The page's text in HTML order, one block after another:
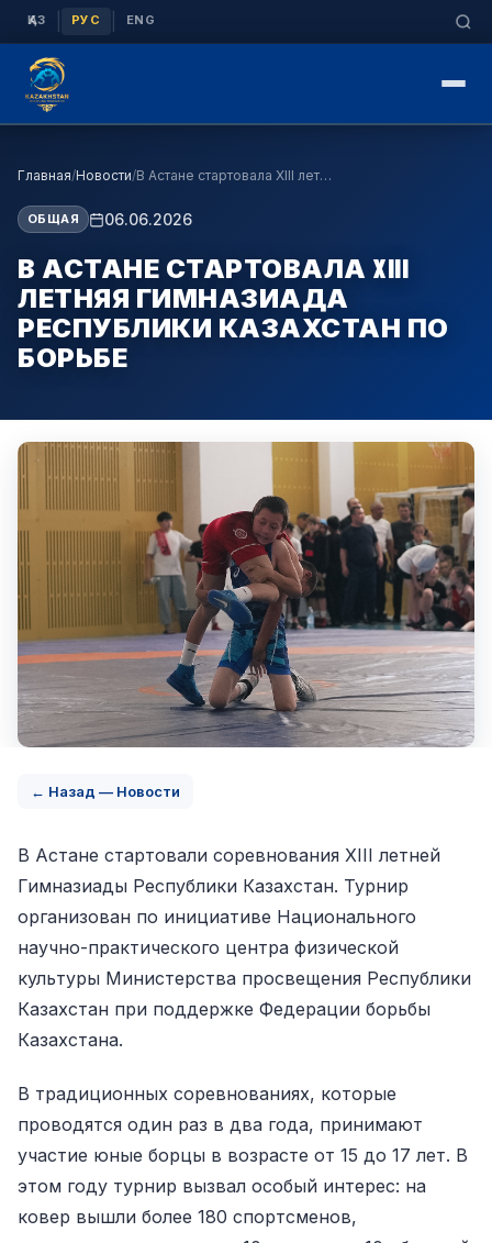
ҚАЗ РУС ENG
Главная/Новости/ В Астане стартовала XIII летняя Гимназиада Респуб…
ОБЩАЯ 06.06.2026
В АСТАНЕ СТАРТОВАЛА XIII
ЛЕТНЯЯ ГИМНАЗИАДА
РЕСПУБЛИКИ КАЗАХСТАН ПО
БОРЬБЕ
← Назад — Новости
В Астане стартовали соревнования XIII летней
Гимназиады Республики Казахстан. Турнир
организован по инициативе Национального
научно-практического центра физической
культуры Министерства просвещения Республики
Казахстан при поддержке Федерации борьбы
Казахстана.
В традиционных соревнованиях, которые
проводятся один раз в два года, принимают
участие юные борцы в возрасте от 15 до 17 лет. В
этом году турнир вызвал особый интерес: на
ковер вышли более 180 спортсменов,